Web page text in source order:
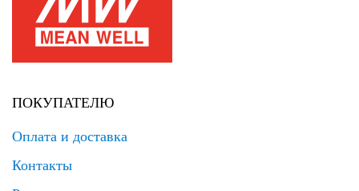
ПОКУПАТЕЛЮ
Оплата и доставка
Контакты